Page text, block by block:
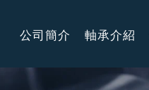
公司簡介 軸承介紹